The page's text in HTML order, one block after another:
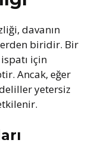
davanın
biridir. Bir
için
Ancak, eğer
yetersiz